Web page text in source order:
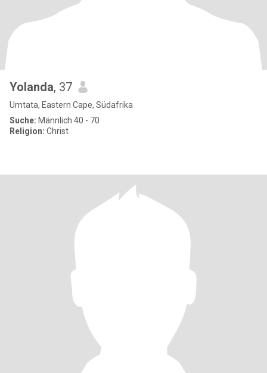
Yolanda, 37
Umtata, Eastern Cape, Südafrika
Suche: Männlich 40 - 70
Religion: Christ